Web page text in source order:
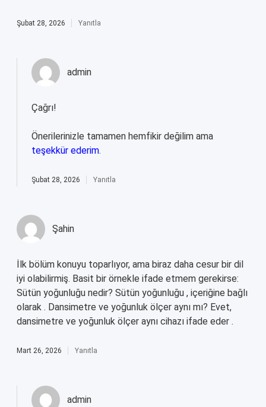
Şubat 28, 2026 Yanıtla
admin
Çağrı!
Önerilerinizle tamamen hemfikir değilim ama
teşekkür ederim.
Şubat 28, 2026 Yanıtla
Şahin
İlk bölüm konuyu toparlıyor, ama biraz daha cesur bir dil
iyi olabilirmiş. Basit bir örnekle ifade etmem gerekirse:
Sütün yoğunluğu nedir? Sütün yoğunluğu , içeriğine bağlı
olarak . Dansimetre ve yoğunluk ölçer aynı mı? Evet,
dansimetre ve yoğunluk ölçer aynı cihazı ifade eder .
Mart 26, 2026 Yanıtla
admin